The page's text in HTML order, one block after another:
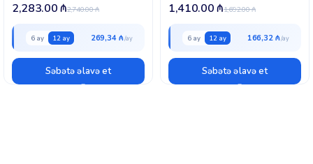
2,740.00₼
2,283.00₼
6 ay 12 ay 269,34 ₼
Səbətə əlavə et
1,692.00₼
1,410.00₼
6 ay 12 ay 166,32 ₼
Səbətə əlavə et